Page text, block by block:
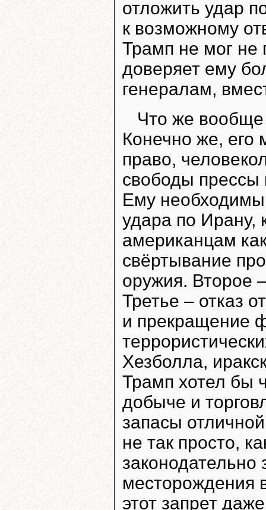
отложить удар
к возможному
Трамп не мог не
доверяет ему
генералам,
Что же вообще
Конечно же, его
право,
свободы прессы
Ему
удара по Ирану,
американцам
свёртывание
оружия. Второе
Третье – отказ
и прекращение
Хезболла,
Трамп хотел бы
добыче и
запасы
не так просто,
месторождения
этот запрет